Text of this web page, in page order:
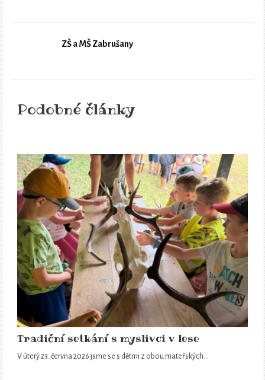
ZŠ a MŠ Zabrušany
Podobné články
Tradiční setkání s myslivci v lese
V úterý 23. června 2026 jsme se s dětmi z obou mateřských…